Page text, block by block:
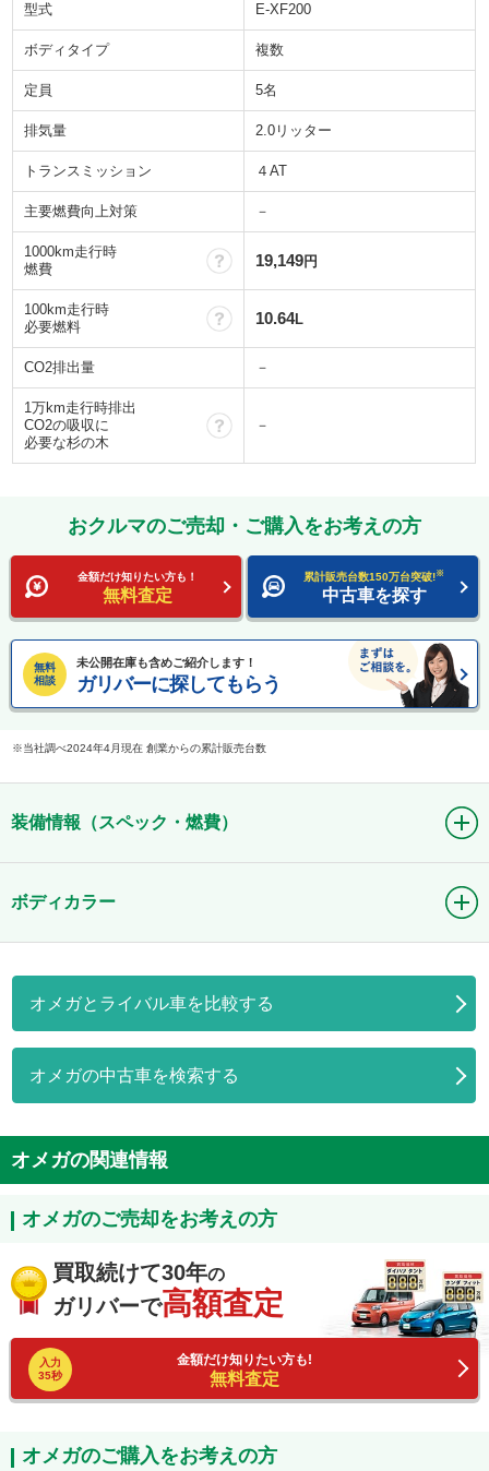
型式 E-XF200
ボディタイプ 複数
定員 5名
排気量 2.0リッター
トランスミッション ４AT
主要燃費向上対策 －
1000km走行時
燃費
？19,149円
100km走行時
必要燃料
？10.64L
CO2排出量 －
1万km走行時排出
CO2の吸収に
必要な杉の木
－
おクルマのご売却・ご購入をお考えの方
金額だけ知りたい方も！
無料査定
累計販売台数150万台突破!※
中古車を探す
無料
相談
未公開在庫も含めご紹介します！
ガリバーに探してもらう
当社調べ2024年4月現在 創業からの累計販売台数
装備情報（スペック・燃費）
ボディカラー
オメガとライバル車を比較する
オメガの中古車を検索する
オメガの関連情報
オメガのご売却をお考えの方
買取続けて30年の
ガリバーで高額査定
入力
35秒
金額だけ知りたい方も!
無料査定
オメガのご購入をお考えの方